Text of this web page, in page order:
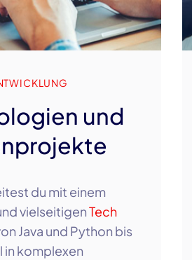
und
du mit einem
vielseitigenTech
Java und Python bis
in komplexen